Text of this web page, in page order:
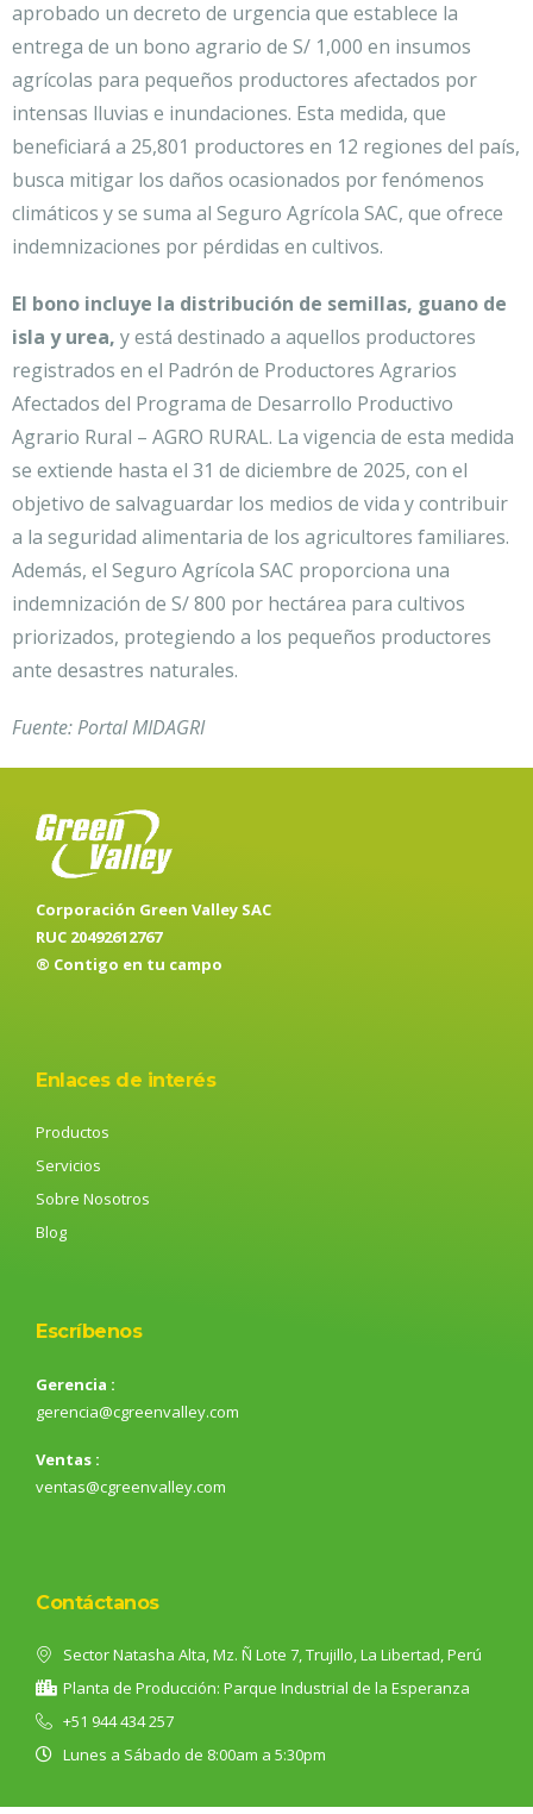
aprobado un decreto de urgencia que establece la
entrega de un bono agrario de S/ 1,000 en insumos
agrícolas para pequeños productores afectados por
intensas lluvias e inundaciones. Esta medida, que
beneficiará a 25,801 productores en 12 regiones del país,
busca mitigar los daños ocasionados por fenómenos
climáticos y se suma al Seguro Agrícola SAC, que ofrece
indemnizaciones por pérdidas en cultivos.
El bono incluye la distribución de semillas, guano de
isla y urea, y está destinado a aquellos productores
registrados en el Padrón de Productores Agrarios
Afectados del Programa de Desarrollo Productivo
Agrario Rural – AGRO RURAL. La vigencia de esta medida
se extiende hasta el 31 de diciembre de 2025, con el
objetivo de salvaguardar los medios de vida y contribuir
a la seguridad alimentaria de los agricultores familiares.
Además, el Seguro Agrícola SAC proporciona una
indemnización de S/ 800 por hectárea para cultivos
priorizados, protegiendo a los pequeños productores
ante desastres naturales.
Fuente: Portal MIDAGRI
Corporación Green Valley SAC
RUC 20492612767
® Contigo en tu campo
Enlaces de interés
Productos
Servicios
Sobre Nosotros
Blog
Escríbenos
Gerencia :
gerencia@cgreenvalley.com
Ventas :
ventas@cgreenvalley.com
Contáctanos
Sector Natasha Alta, Mz. Ñ Lote 7, Trujillo, La Libertad, Perú
Planta de Producción: Parque Industrial de la Esperanza
+51 944 434 257
Lunes a Sábado de 8:00am a 5:30pm